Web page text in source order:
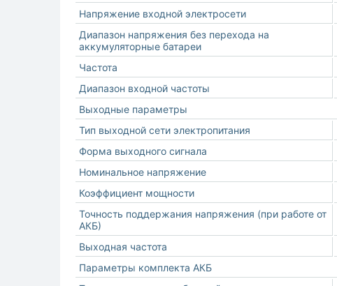
Напряжение входной электросети
Диапазон напряжения без перехода на
аккумуляторные батареи
Частота
Диапазон входной частоты
Выходные параметры
Тип выходной сети электропитания
Форма выходного сигнала
Номинальное напряжение
Коэффициент мощности
Точность поддержания напряжения (при работе от
АКБ)
Выходная частота
Параметры комплекта АКБ